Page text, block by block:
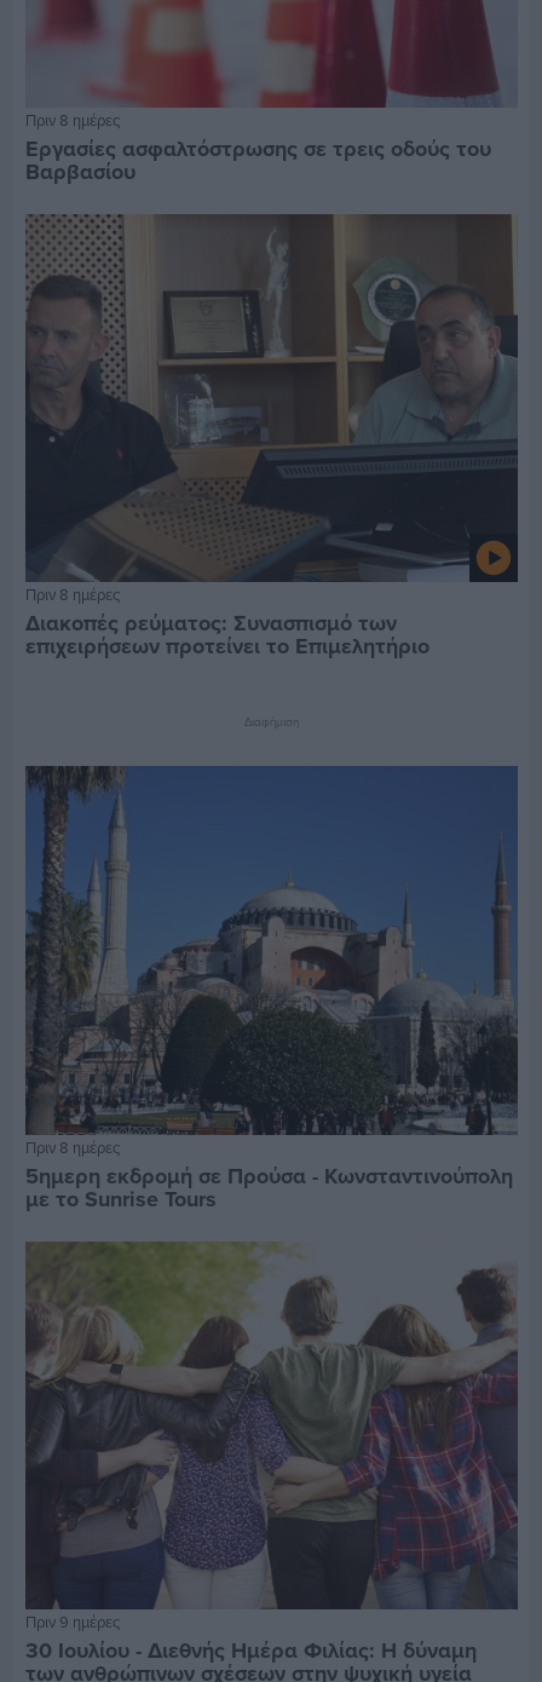
Πριν 8 ημέρες
Εργασίες ασφαλτόστρωσης σε τρεις οδούς του
Βαρβασίου
Πριν 8 ημέρες
Διακοπές ρεύματος: Συνασπισμό των
επιχειρήσεων προτείνει το Επιμελητήριο
Διαφήμιση
Πριν 8 ημέρες
5ημερη εκδρομή σε Προύσα - Κωνσταντινούπολη
με το Sunrise Tours
Πριν 9 ημέρες
30 Ιουλίου - Διεθνής Ημέρα Φιλίας: Η δύναμη
των ανθρώπινων σχέσεων στην ψυχική υγεία